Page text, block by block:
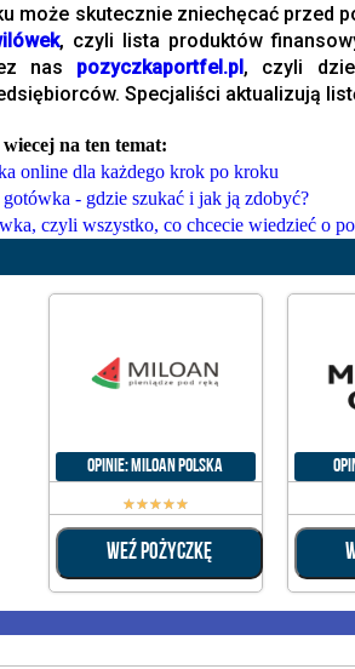
może skutecznie zniechęcać przed
, czyli lista produktów
nas pozyczkaportfel.pl, czyli
Specjaliści aktualizują
na ten temat:
online dla każdego krok po kroku
gotówka - gdzie szukać i jak ją zdobyć?
czyli wszystko, co chcecie wiedzieć o
Opinie: Miloan Polska
☆☆☆☆☆
WEŹ POŻYCZKĘ